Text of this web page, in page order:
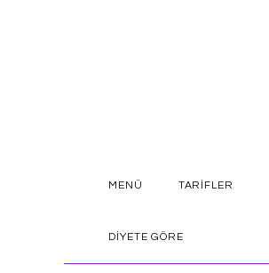
SKIPMENÜ TARIFLER
DIYETE GÖRE